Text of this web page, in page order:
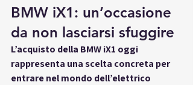
BMW iX1: un’occasione
da non lasciarsi sfuggire
L’acquisto della BMW iX1 oggi
rappresenta una scelta concreta per
entrare nel mondo dell’elettrico